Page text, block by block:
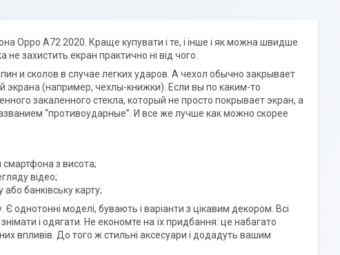
Oppo A72 2020. Краще купувати і те, і інше і як можна швидше
захистить екран практично ні від чого.
и сколов в случае легких ударов. А чехол обычно закрывает
экрана (например, чехлы-книжки). Если вы по каким-то
закаленного стекла, который не просто покрывает экран, а
“противоударные”. И все же лучше как можно скорее
смартфона з висота;
відео;
банківську карту;
Є однотонні моделі, бувають і варіанти з цікавим декором. Всі
знімати і одягати. Не економте на їх придбання: це набагато
впливів. До того ж стильні аксесуари і додадуть вашим